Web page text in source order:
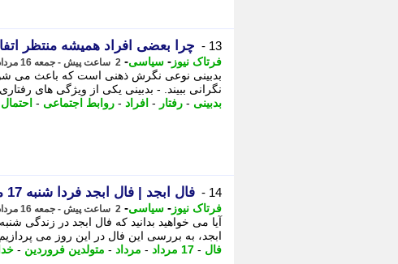
13 - چرا بعضی افراد همیشه منتظر
فرتاک نیوز - سیاسی- 2 ساعت پیش - جمعه 16 مرداد 1405، 09:20
بدبینی نوعی نگرش ذهنی است که باعث می شود
نگرانی ببیند. - بدبینی یکی از ویژگی های
بدبینی - رفتار - افراد - روابط اجتماعی - احتمال
14 - فال ابجد | فال ابجد فردا شنبه 17 مرداد ماه 1405
فرتاک نیوز - سیاسی- 2 ساعت پیش - جمعه 16 مرداد 1405، 09:20
ابجد، به بررسی این فال در این روز می
فال - 17 مرداد - مرداد - متولدین فروردین -